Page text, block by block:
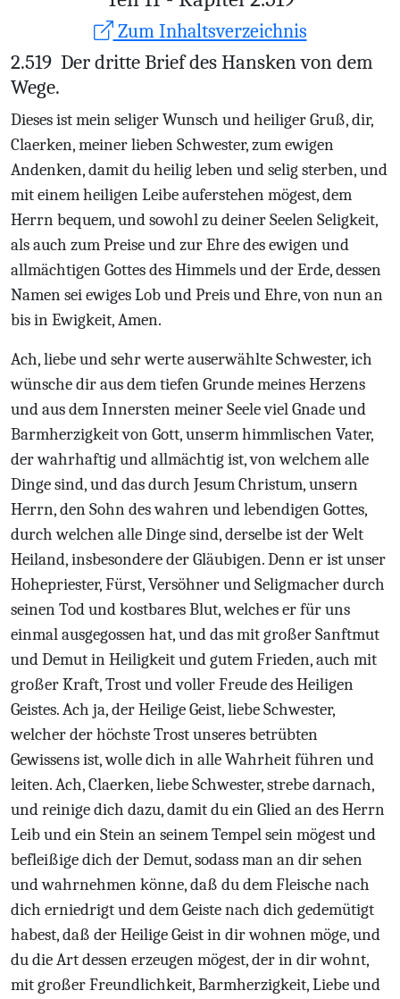
Zum Inhaltsverzeichnis
2.519 Der dritte Brief des Hansken von dem
Wege.
Dieses ist mein seliger Wunsch und heiliger Gruß, dir,
Claerken, meiner lieben Schwester, zum ewigen
Andenken, damit du heilig leben und selig sterben, und
mit einem heiligen Leibe auferstehen mögest, dem
Herrn bequem, und sowohl zu deiner Seelen Seligkeit,
als auch zum Preise und zur Ehre des ewigen und
allmächtigen Gottes des Himmels und der Erde, dessen
Namen sei ewiges Lob und Preis und Ehre, von nun an
bis in Ewigkeit, Amen.
Ach, liebe und sehr werte auserwählte Schwester, ich
wünsche dir aus dem tiefen Grunde meines Herzens
und aus dem Innersten meiner Seele viel Gnade und
Barmherzigkeit von Gott, unserm himmlischen Vater,
der wahrhaftig und allmächtig ist, von welchem alle
Dinge sind, und das durch Jesum Christum, unsern
Herrn, den Sohn des wahren und lebendigen Gottes,
durch welchen alle Dinge sind, derselbe ist der Welt
Heiland, insbesondere der Gläubigen. Denn er ist unser
Hohepriester, Fürst, Versöhner und Seligmacher durch
seinen Tod und kostbares Blut, welches er für uns
einmal ausgegossen hat, und das mit großer Sanftmut
und Demut in Heiligkeit und gutem Frieden, auch mit
großer Kraft, Trost und voller Freude des Heiligen
Geistes. Ach ja, der Heilige Geist, liebe Schwester,
welcher der höchste Trost unseres betrübten
Gewissens ist, wolle dich in alle Wahrheit führen und
leiten. Ach, Claerken, liebe Schwester, strebe darnach,
und reinige dich dazu, damit du ein Glied an des Herrn
Leib und ein Stein an seinem Tempel sein mögest und
befleißige dich der Demut, sodass man an dir sehen
und wahrnehmen könne, daß du dem Fleische nach
dich erniedrigt und dem Geiste nach dich gedemütigt
habest, daß der Heilige Geist in dir wohnen möge, und
du die Art dessen erzeugen mögest, der in dir wohnt,
mit großer Freundlichkeit, Barmherzigkeit, Liebe und